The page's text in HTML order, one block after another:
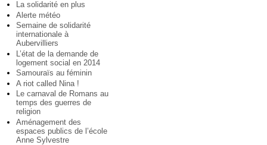
La solidarité en plus
Alerte météo
Semaine de solidarité
internationale à
Aubervilliers
L’état de la demande de
logement social en 2014
Samouraïs au féminin
A riot called Nina !
Le carnaval de Romans au
temps des guerres de
religion
Aménagement des
espaces publics de l’école
Anne Sylvestre